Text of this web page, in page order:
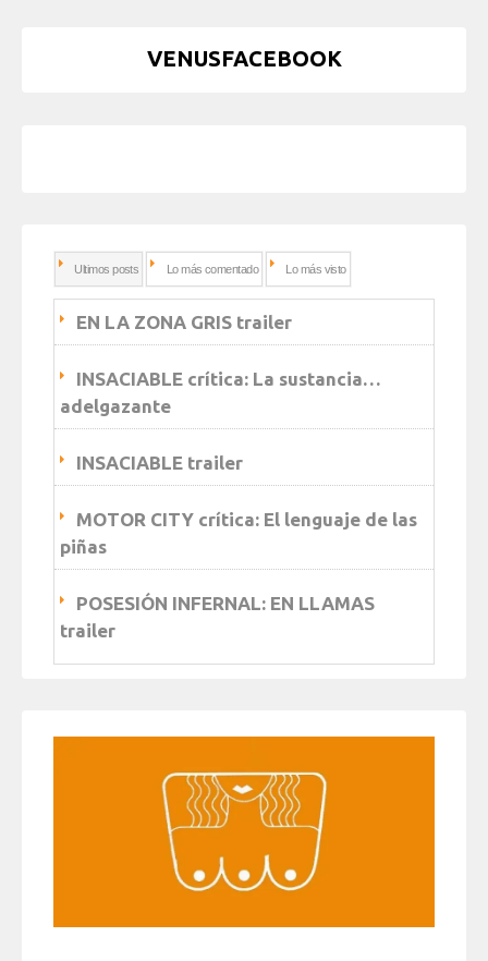
VENUSFACEBOOK
Ultimos posts Lo más comentado Lo más visto
EN LA ZONA GRIS trailer
INSACIABLE crítica: La sustancia…
adelgazante
INSACIABLE trailer
MOTOR CITY crítica: El lenguaje de las
piñas
POSESIÓN INFERNAL: EN LLAMAS
trailer